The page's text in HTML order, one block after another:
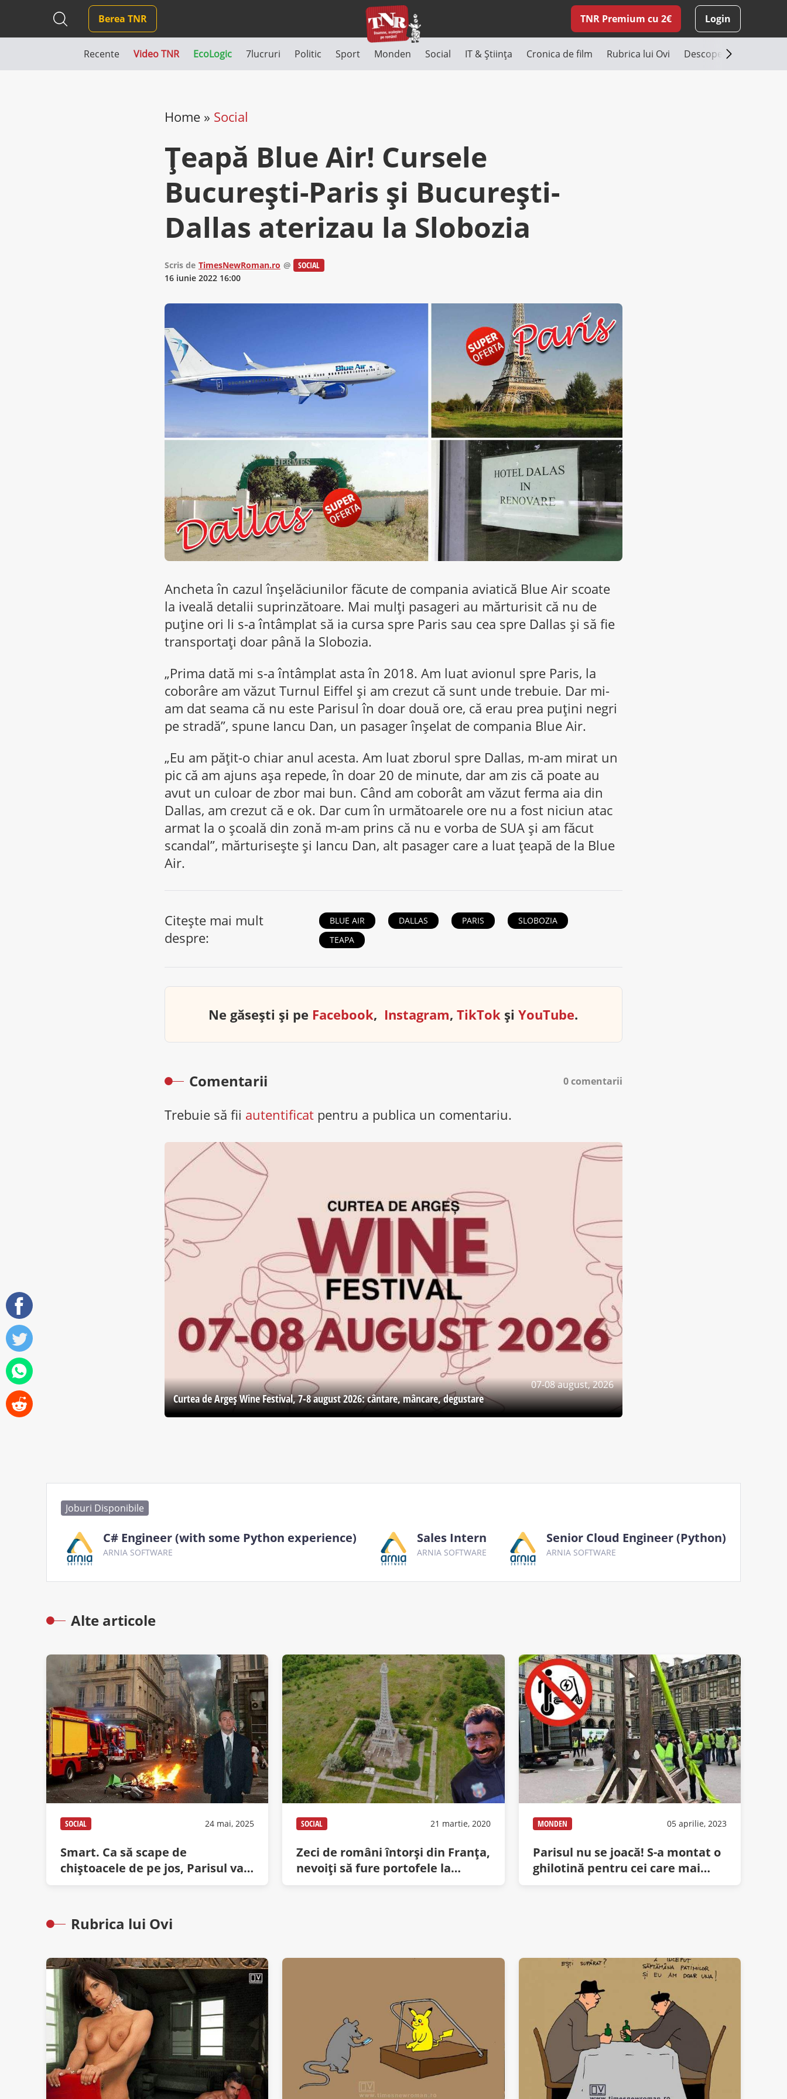
Berea TNR TNR Premium cu 2€ Login
Recente Video TNR EcoLogic 7lucruri Politic Sport Monden Social IT & Știința Cronica de film Rubrica lui Ovi Descoperă România
Home» Social
Ţeapă Blue Air! Cursele
Bucureşti-Paris şi Bucureşti-
Dallas aterizau la Slobozia
Scris de TimesNewRoman.ro @
SOCIAL
16 iunie 2022 16:00
Ancheta în cazul înșelăciunilor făcute de compania aviatică Blue Air scoate
la iveală detalii suprinzătoare. Mai mulți pasageri au mărturisit că nu de
puține ori li s-a întâmplat să ia cursa spre Paris sau cea spre Dallas și să fie
transportați doar până la Slobozia.
„Prima dată mi s-a întâmplat asta în 2018. Am luat avionul spre Paris, la
coborâre am văzut Turnul Eiffel și am crezut că sunt unde trebuie. Dar mi-
am dat seama că nu este Parisul în doar două ore, că erau prea puțini negri
pe stradă”, spune Iancu Dan, un pasager înșelat de compania Blue Air.
„Eu am pățit-o chiar anul acesta. Am luat zborul spre Dallas, m-am mirat un
pic că am ajuns așa repede, în doar 20 de minute, dar am zis că poate au
avut un culoar de zbor mai bun. Când am coborât am văzut ferma aia din
Dallas, am crezut că e ok. Dar cum în următoarele ore nu a fost niciun atac
armat la o școală din zonă m-am prins că nu e vorba de SUA și am făcut
scandal”, mărturisește și Iancu Dan, alt pasager care a luat țeapă de la Blue
Air.
Citește mai mult
despre:
BLUE AIR DALLAS PARIS
SLOBOZIA
TEAPA
Ne găsești și pe Facebook, Instagram,TikTok șiYouTube.
Comentarii 0 comentarii
Trebuie să fii autentificatpentru a publica un comentariu.
07-08 august, 2026
Curtea de Argeş Wine Festival, 7-8 august 2026: cântare, mâncare, degustare
Joburi Disponibile
C# Engineer (with some Python experience)
ARNIA SOFTWARE
Sales Intern
ARNIA SOFTWARE
Senior Cloud Engineer (Python)
ARNIA SOFTWARE
Alte articole
SOCIAL 24 mai, 2025
Smart. Ca să scape de
chiștoacele de pe jos, Parisul va
aduce săraci din Mizil
SOCIAL 21 martie, 2020
Zeci de români întorşi din Franţa,
nevoiţi să fure portofele la
turnul Eiffel de la Slobozia
MONDEN 05 aprilie, 2023
Parisul nu se joacă! S-a montat o
ghilotină pentru cei care mai
merg pe trotinetă electrică
Rubrica lui Ovi